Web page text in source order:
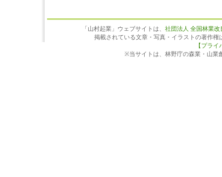
「山村起業」ウェブサイトは、 社団法人 全国林業
掲載されている文章・写真・イラストの著作
【プラ
※当サイトは、林野庁の森業・山業